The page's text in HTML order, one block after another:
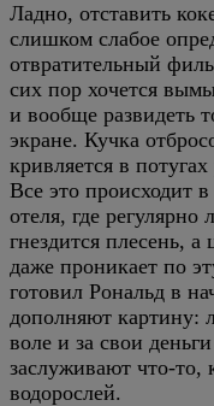
Ладно, отставить
слишком слабое
отвратительный
сих пор хочется
и вообще развидеть
экране. Кучка
кривляется в
Все это происходит
отеля, где
гнездится плесень,
даже проникает по
готовил Рональд в
дополняют картину:
воле и за свои
заслуживают что-то,
водорослей.